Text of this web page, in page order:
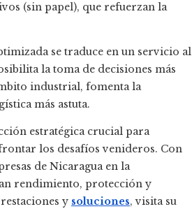
(sin papel), que refuerzan la
se traduce en un servicio al
la toma de decisiones más
industrial, fomenta la
más astuta.
estratégica crucial para
los desafíos venideros. Con
de Nicaragua en la
rendimiento, protección y
y soluciones, visita su